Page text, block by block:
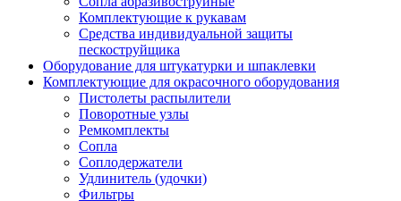
Комплектующие к рукавам
Средства индивидуальной защиты
пескоструйщика
Оборудование для штукатурки и шпаклевки
Комплектующие для окрасочного оборудования
Пистолеты распылители
Поворотные узлы
Ремкомплекты
Сопла
Соплодержатели
Удлинитель (удочки)
Фильтры